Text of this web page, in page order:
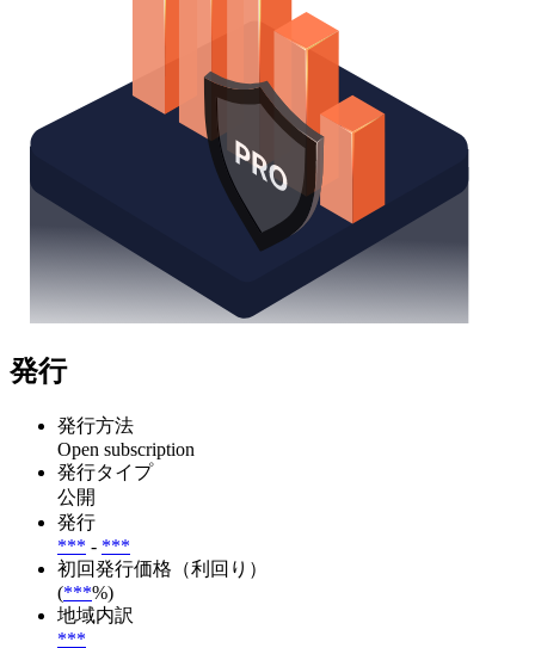
発行
発行方法
Open subscription
発行タイプ
公開
発行
*** - ***
初回発行価格（利回り）
(***%)
地域内訳
***